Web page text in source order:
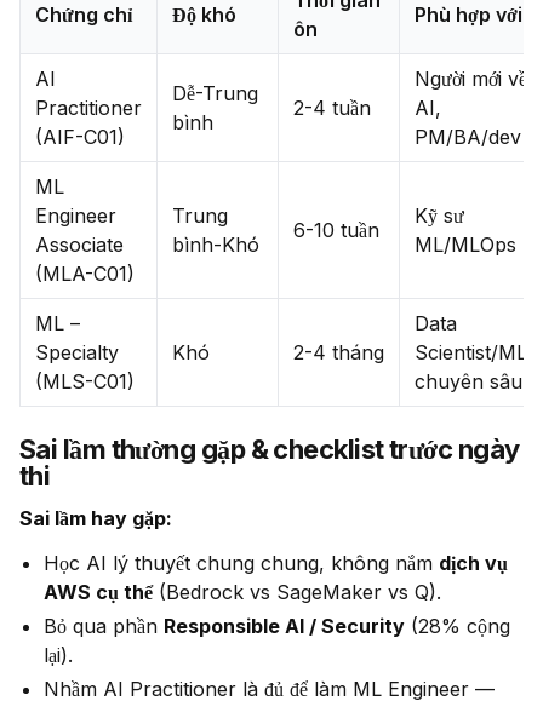
Chứng chỉ Độ khó
ôn
Phù hợp với
AI
Practitioner
(AIF-C01)
Dễ-Trung
bình
2-4 tuần
Người mới về
AI,
PM/BA/dev
ML
Engineer
Associate
(MLA-C01)
Trung
bình-Khó
6-10 tuần
Kỹ sư
ML/MLOps
ML –
Specialty
(MLS-C01)
Khó 2-4 tháng
Data
Scientist/ML
chuyên sâu
Sai lầm thường gặp & checklist trước ngày
thi
Sai lầm hay gặp:
Học AI lý thuyết chung chung, không nắm dịch vụ
AWS cụ thể(Bedrock vs SageMaker vs Q).
Bỏ qua phần Responsible AI / Security (28% cộng
lại).
Nhầm AI Practitioner là đủ để làm ML Engineer —